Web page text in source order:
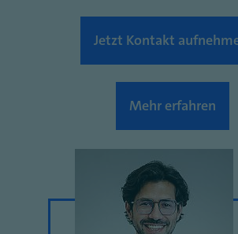
Jetzt Kontakt
Mehr erfahren